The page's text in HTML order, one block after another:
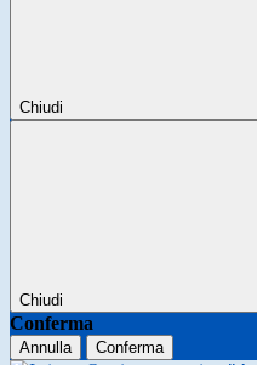
Chiudi
Chiudi
Conferma
Annulla Conferma